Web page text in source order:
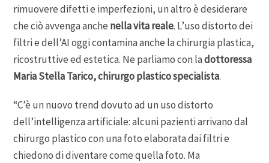
rimuovere difetti e imperfezioni, un altro è desiderare
che ciò avvenga anche nella vita reale. L’uso distorto dei
filtri e dell’AI oggi contamina anche la chirurgia plastica,
ricostruttive ed estetica. Ne parliamo con ladottoressa
Maria Stella Tarico, chirurgo plastico specialista.
“C’è un nuovo trend dovuto ad un uso distorto
dell’intelligenza artificiale: alcuni pazienti arrivano dal
chirurgo plastico con una foto elaborata dai filtri e
chiedono di diventare come quella foto. Ma